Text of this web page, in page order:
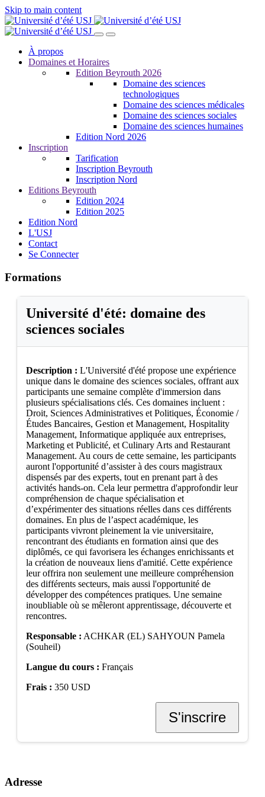
Skip to main content
À propos
Domaines et Horaires
Edition Beyrouth 2026
Domaine des sciences
technologiques
Domaine des sciences médicales
Domaine des sciences sociales
Domaine des sciences humaines
Edition Nord 2026
Inscription
Tarification
Inscription Beyrouth
Inscription Nord
Editions Beyrouth
Edition 2024
Edition 2025
Edition Nord
L'USJ
Contact
Se Connecter
Formations
Université d'été: domaine des
sciences sociales
Description : L'Université d'été propose une expérience
unique dans le domaine des sciences sociales, offrant aux
participants une semaine complète d'immersion dans
plusieurs spécialisations clés. Ces domaines incluent :
Droit, Sciences Administratives et Politiques, Économie /
Études Bancaires, Gestion et Management, Hospitality
Management, Informatique appliquée aux entreprises,
Marketing et Publicité, et Culinary Arts and Restaurant
Management. Au cours de cette semaine, les participants
auront l'opportunité d’assister à des cours magistraux
dispensés par des experts, tout en prenant part à des
activités hands-on. Cela leur permettra d'approfondir leur
compréhension de chaque spécialisation et
d’expérimenter des situations réelles dans ces différents
domaines. En plus de l’aspect académique, les
participants vivront pleinement la vie universitaire,
rencontrant des étudiants en formation ainsi que des
diplômés, ce qui favorisera les échanges enrichissants et
la création de nouveaux liens d'amitié. Cette expérience
leur offrira non seulement une meilleure compréhension
des différents secteurs, mais aussi l'opportunité de
développer des compétences pratiques. Une semaine
inoubliable où se mêleront apprentissage, découverte et
rencontres.
Responsable : ACHKAR (EL) SAHYOUN Pamela
(Souheil)
Langue du cours : Français
Frais : 350 USD
S'inscrire
Adresse